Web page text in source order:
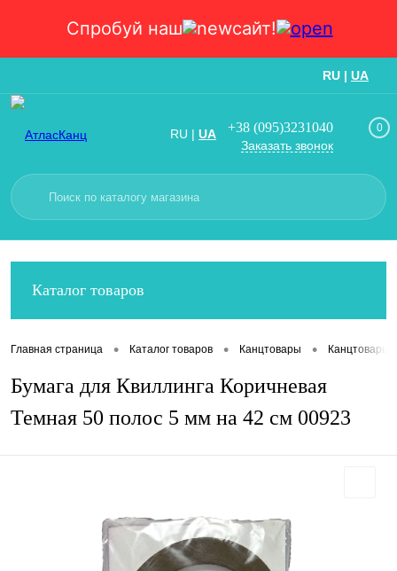
Спробуй наш сайт!
RU | UA
RU | UA +38 (095)3231040
Заказать звонок
0
Каталог товаров
Главная страница • Каталог товаров • Канцтовары • Канцтовары
Бумага для Квиллинга Коричневая
Темная 50 полос 5 мм на 42 см 00923